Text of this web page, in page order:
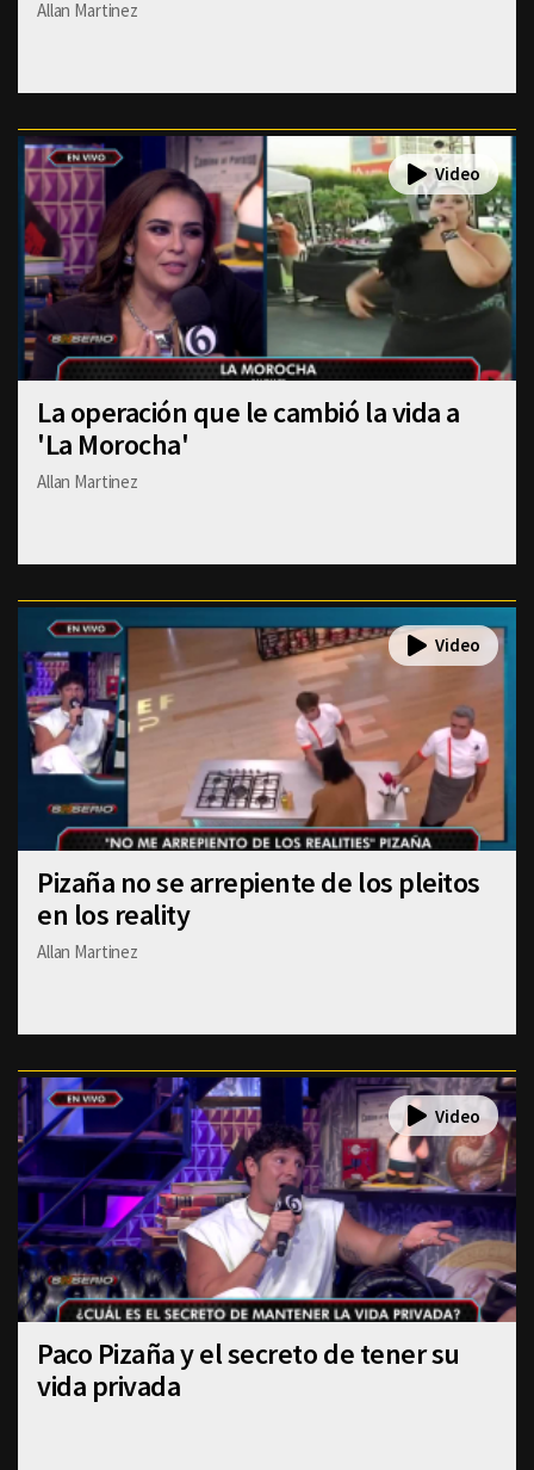
Allan Martinez
La operación que le cambió la vida a
'La Morocha'
Allan Martinez
Pizaña no se arrepiente de los pleitos
en los reality
Allan Martinez
Paco Pizaña y el secreto de tener su
vida privada